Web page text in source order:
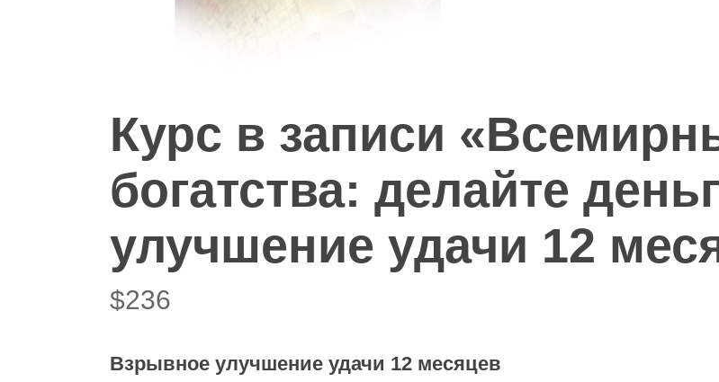
Курс в записи
богатства: делайте
улучшение удачи 12
$236
Взрывное улучшение удачи 12 месяцев